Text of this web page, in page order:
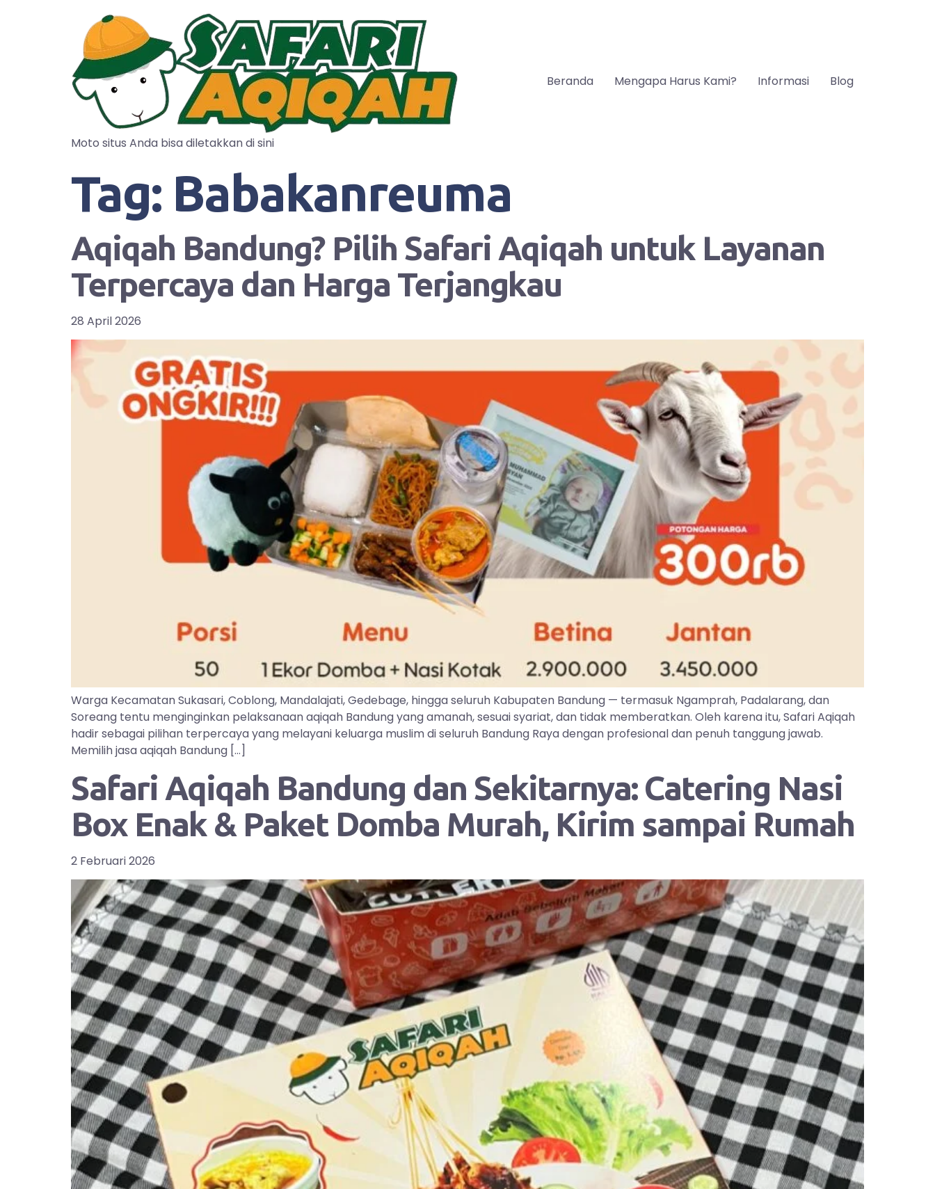
Moto situs Anda bisa diletakkan di sini
Beranda Mengapa Harus Kami? Informasi Blog
Tag: Babakanreuma
Aqiqah Bandung? Pilih Safari Aqiqah untuk Layanan
Terpercaya dan Harga Terjangkau
28 April 2026
Warga Kecamatan Sukasari, Coblong, Mandalajati, Gedebage, hingga seluruh Kabupaten Bandung — termasuk Ngamprah, Padalarang, dan
Soreang tentu menginginkan pelaksanaan aqiqah Bandung yang amanah, sesuai syariat, dan tidak memberatkan. Oleh karena itu, Safari Aqiqah
hadir sebagai pilihan terpercaya yang melayani keluarga muslim di seluruh Bandung Raya dengan profesional dan penuh tanggung jawab.
Memilih jasa aqiqah Bandung […]
Safari Aqiqah Bandung dan Sekitarnya: Catering Nasi
Box Enak & Paket Domba Murah, Kirim sampai Rumah
2 Februari 2026